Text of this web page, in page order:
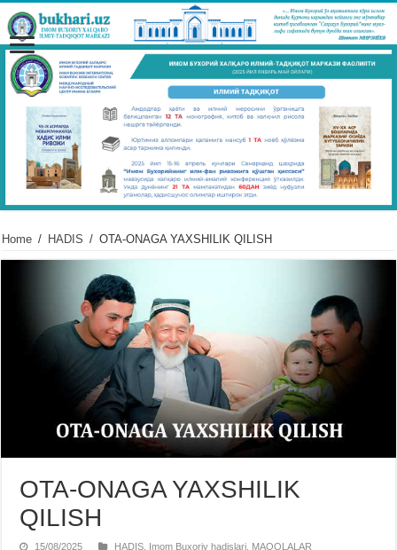
Home / HADIS / OTA-ONAGA YAXSHILIK QILISH
OTA-ONAGA YAXSHILIK
QILISH
15/08/2025 HADIS Imom Buxoriy hadislari MAQOLALAR